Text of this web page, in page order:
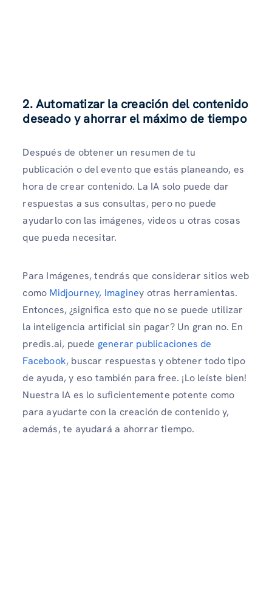
2. Automatizar la creación del contenido
deseado y ahorrar el máximo de tiempo
Después de obtener un resumen de tu
publicación o del evento que estás planeando, es
hora de crear contenido. La IA solo puede dar
respuestas a sus consultas, pero no puede
ayudarlo con las imágenes, videos u otras cosas
que pueda necesitar.
Para Imágenes, tendrás que considerar sitios web
como Midjourney, Imaginey otras herramientas.
Entonces, ¿significa esto que no se puede utilizar
la inteligencia artificial sin pagar? Un gran no. En
predis.ai, puede generar publicaciones de
Facebook, buscar respuestas y obtener todo tipo
de ayuda, y eso también para free. ¡Lo leíste bien!
Nuestra IA es lo suficientemente potente como
para ayudarte con la creación de contenido y,
además, te ayudará a ahorrar tiempo.